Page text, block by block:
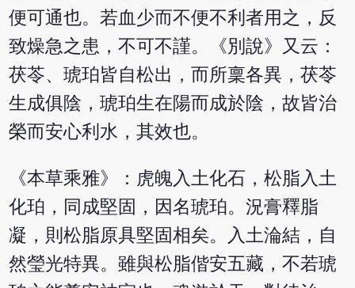
便可通也。若血少而不便不利者用之，反
致燥急之患，不可不謹。《別說》又云：
茯苓、琥珀皆自松出，而所稟各異，茯苓
生成俱陰，琥珀生在陽而成於陰，故皆治
榮而安心利水，其效也。
《本草乘雅》：虎魄入土化石，松脂入土
化珀，同成堅固，因名琥珀。況膏釋脂
凝，則松脂原具堅固相矣。入土淪結，自
然瑩光特異。雖與松脂偕安五藏，不若琥